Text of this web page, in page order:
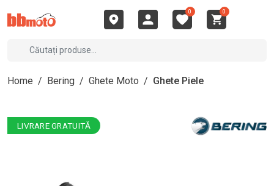
0 0
Home / Bering / Ghete Moto / Ghete Piele
LIVRARE GRATUITĂ